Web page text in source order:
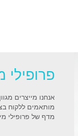
פרופילי
אנחנו מייצרים
מותאמים ללקוח
מדף של פרופילי